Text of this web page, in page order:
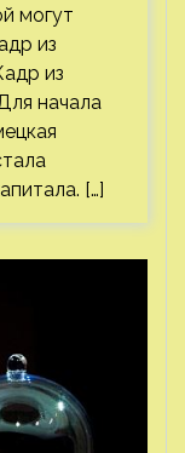
могут
из
из
начала
[…]